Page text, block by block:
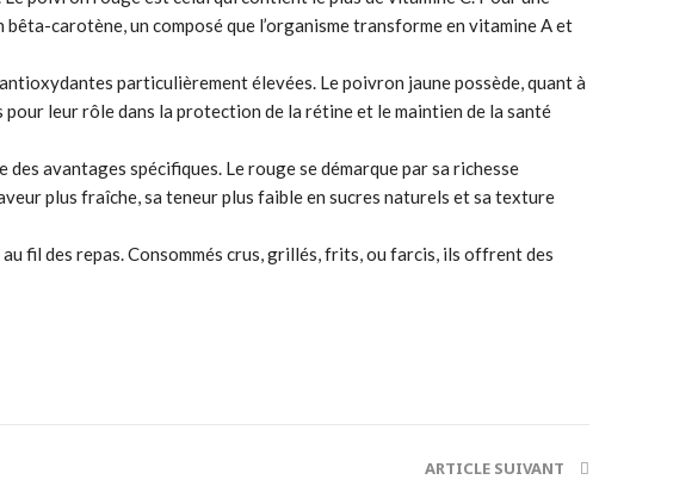
carotène, un composé que l’organisme transforme en vitamine A et
particulièrement élevées. Le poivron jaune possède, quant à
leur rôle dans la protection de la rétine et le maintien de la santé
avantages spécifiques. Le rouge se démarque par sa richesse
plus fraîche, sa teneur plus faible en sucres naturels et sa texture
fil des repas. Consommés crus, grillés, frits, ou farcis, ils offrent des
ARTICLE SUIVANT